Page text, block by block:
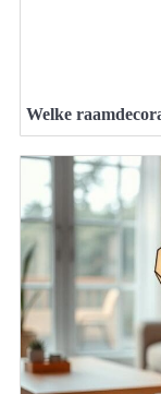
Welke